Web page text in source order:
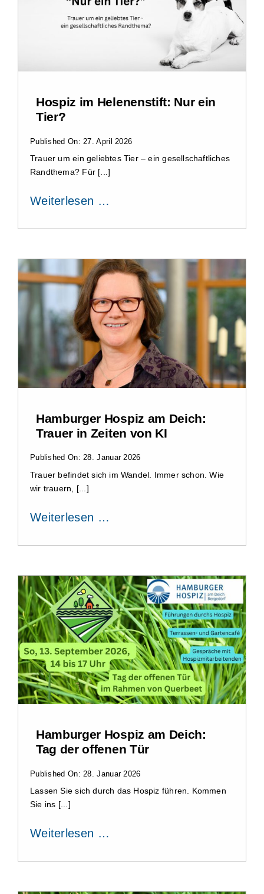
Datenschutzerklärung
Hospiz im Helenenstift: Nur ein
Tier?
Published On: 27. April 2026
Trauer um ein geliebtes Tier – ein gesellschaftliches
Randthema? Für [...]
Weiterlesen …
Hamburger Hospiz am Deich:
Trauer in Zeiten von KI
Published On: 28. Januar 2026
Trauer befindet sich im Wandel. Immer schon. Wie
wir trauern, [...]
Weiterlesen …
Hamburger Hospiz am Deich:
Tag der offenen Tür
Published On: 28. Januar 2026
Lassen Sie sich durch das Hospiz führen. Kommen
Sie ins [...]
Weiterlesen …